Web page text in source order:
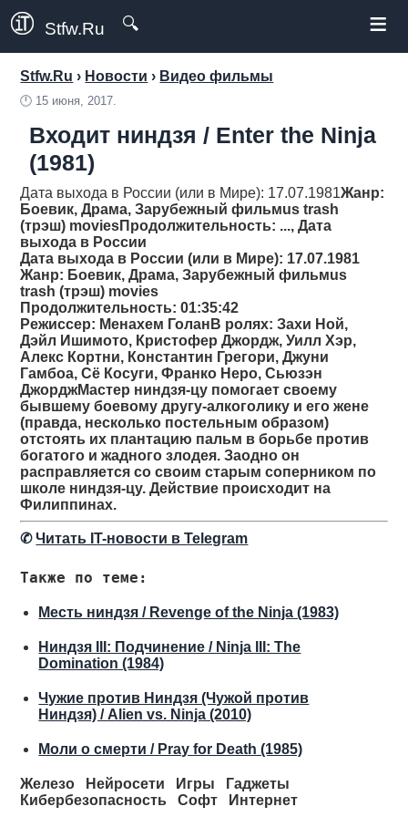
Stfw.Ru 🔍 ≡
Stfw.Ru › Новости › Видео фильмы
🕛 15 июня, 2017.
Входит ниндзя / Enter the Ninja
(1981)
Дата выхода в России (или в Мире): 17.07.1981Жанр:
Боевик, Драма, Зарубежный фильмus trash
(трэш) moviesПродолжительность: ..., Дата
выхода в России
Дата выхода в России (или в Мире): 17.07.1981
Жанр: Боевик, Драма, Зарубежный фильмus
trash (трэш) movies
Продолжительность: 01:35:42
Режиссер: Менахем ГоланВ ролях: Захи Ной,
Дэйл Ишимото, Кристофер Джордж, Уилл Хэр,
Алекс Кортни, Константин Грегори, Джуни
Гамбоа, Сё Косуги, Франко Неро, Сьюзэн
ДжорджМастер ниндзя-цу помогает своему
бывшему боевому другу-алкоголику и его жене
(правда, несколько постельным образом)
отстоять их плантацию пальм в борьбе против
богатого и жадного злодея. Заодно он
расправляется со своим старым соперником по
школе ниндзя-цу. Действие происходит на
Филиппинах.
✆Читать IT-новости в Telegram
Также по теме:
Месть ниндзя / Revenge of the Ninja (1983)
Ниндзя III: Подчинение / Ninja III: The
Domination (1984)
Чужие против Ниндзя (Чужой против
Ниндзя) / Alien vs. Ninja (2010)
Моли о смерти / Pray for Death (1985)
Железо Нейросети Игры
Гаджеты
Кибербезопасность
Софт Интернет